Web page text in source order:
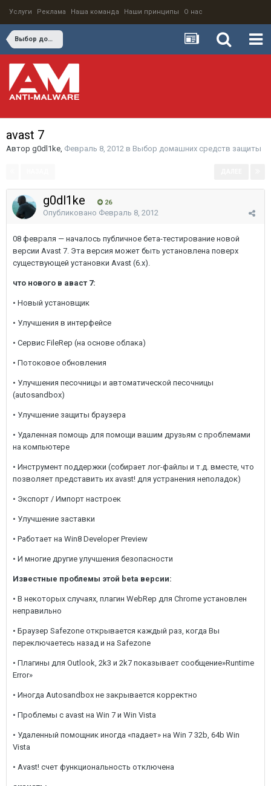
Услуги Реклама Наша команда Наши принципы О нас
Выбор домашних средств защиты
avast 7
Автор g0dl1ke, Февраль 8, 2012 в Выбор домашних средств защиты
g0dl1ke 26
Опубликовано Февраль 8, 2012
08 февраля — началось публичное бета-тестирование новой
версии Avast 7. Эта версия может быть установлена поверх
существующей установки Avast (6.x).
что нового в аваст 7:
• Новый установщик
• Улучшения в интерфейсе
• Сервис FileRep (на основе облака)
• Потоковое обновления
• Улучшения песочницы и автоматической песочницы
(autosandbox)
• Улучшение защиты браузера
• Удаленная помощь для помощи вашим друзьям с проблемами
на компьютере
• Инструмент поддержки (собирает лог-файлы и т.д. вместе, что
позволяет представить их avast! для устранения неполадок)
• Экспорт / Импорт настроек
• Улучшение заставки
• Работает на Win8 Developer Preview
• И многие другие улучшения безопасности
Известные проблемы этой beta версии:
• В некоторых случаях, плагин WebRep для Chrome установлен
неправильно
• Браузер Safezone открывается каждый раз, когда Вы
переключаетесь назад и на Safezone
• Плагины для Outlook, 2k3 и 2k7 показывает сообщение»Runtime
Error»
• Иногда Autosandbox не закрывается корректно
• Проблемы с avast на Win 7 и Win Vista
• Удаленный помощник иногда «падает» на Win 7 32b, 64b Win
Vista
• Avast! счет функциональность отключена